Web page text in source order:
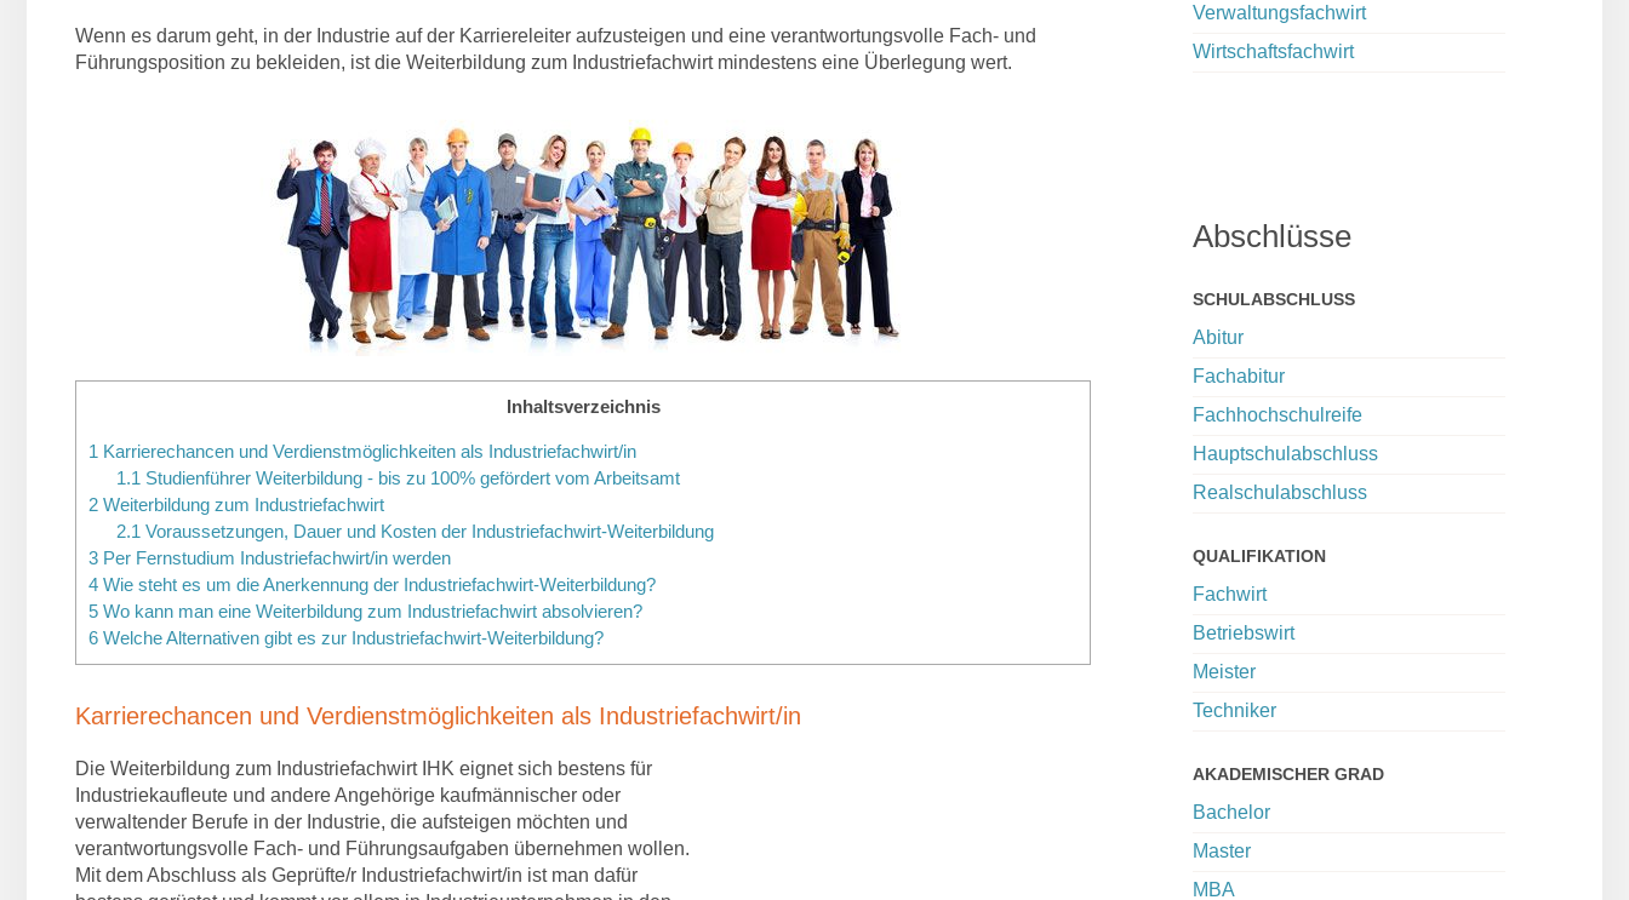
Wenn es darum geht, in der Industrie auf der Karriereleiter aufzusteigen und eine verantwortungsvolle Fach- und
Führungsposition zu bekleiden, ist die Weiterbildung zum Industriefachwirt mindestens eine Überlegung wert.
Inhaltsverzeichnis
1 Karrierechancen und Verdienstmöglichkeiten als Industriefachwirt/in
1.1 Studienführer Weiterbildung - bis zu 100% gefördert vom Arbeitsamt
2 Weiterbildung zum Industriefachwirt
2.1 Voraussetzungen, Dauer und Kosten der Industriefachwirt-Weiterbildung
3 Per Fernstudium Industriefachwirt/in werden
4 Wie steht es um die Anerkennung der Industriefachwirt-Weiterbildung?
5 Wo kann man eine Weiterbildung zum Industriefachwirt absolvieren?
6 Welche Alternativen gibt es zur Industriefachwirt-Weiterbildung?
Karrierechancen und Verdienstmöglichkeiten als Industriefachwirt/in
Die Weiterbildung zum Industriefachwirt IHK eignet sich bestens für
Industriekaufleute und andere Angehörige kaufmännischer oder
verwaltender Berufe in der Industrie, die aufsteigen möchten und
verantwortungsvolle Fach- und Führungsaufgaben übernehmen wollen.
Mit dem Abschluss als Geprüfte/r Industriefachwirt/in ist man dafür
Verwaltungsfachwirt
Wirtschaftsfachwirt
Abschlüsse
SCHULABSCHLUSS
Abitur
Fachabitur
Fachhochschulreife
Hauptschulabschluss
Realschulabschluss
QUALIFIKATION
Fachwirt
Betriebswirt
Meister
Techniker
AKADEMISCHER GRAD
Bachelor
Master
MBA